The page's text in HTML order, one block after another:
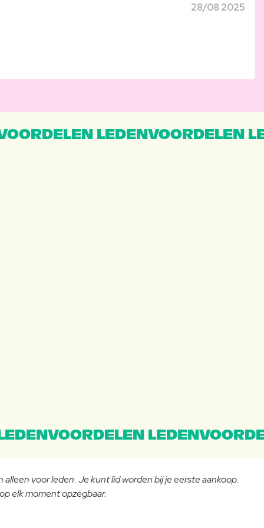
28/08 2025
voor leden. Je kunt lid worden bij je eerste aankoop.
elk moment opzegbaar.